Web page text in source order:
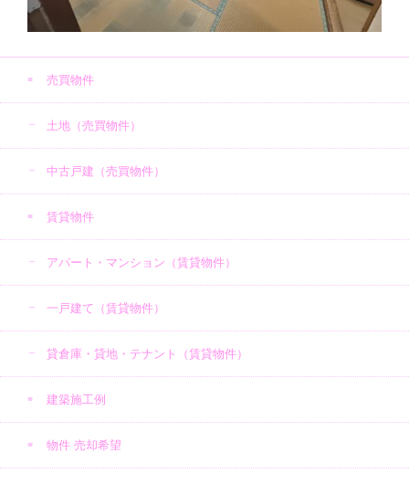
売買物件
土地（売買物件）
中古戸建（売買物件）
賃貸物件
アパート・マンション（賃貸物件）
一戸建て（賃貸物件）
貸倉庫・貸地・テナント（賃貸物件）
建築施工例
物件 売却希望